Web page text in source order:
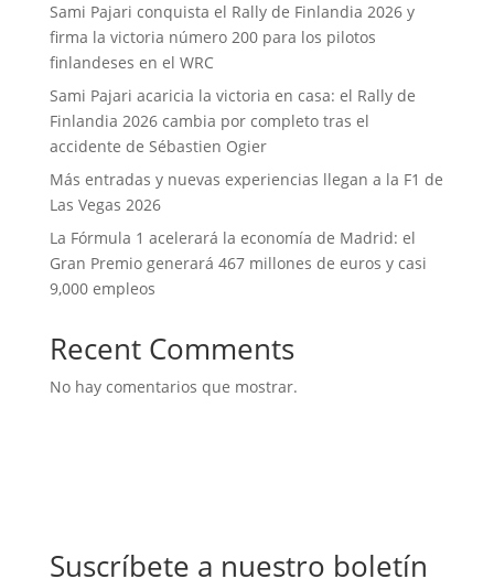
Sami Pajari conquista el Rally de Finlandia 2026 y
firma la victoria número 200 para los pilotos
finlandeses en el WRC
Sami Pajari acaricia la victoria en casa: el Rally de
Finlandia 2026 cambia por completo tras el
accidente de Sébastien Ogier
Más entradas y nuevas experiencias llegan a la F1 de
Las Vegas 2026
La Fórmula 1 acelerará la economía de Madrid: el
Gran Premio generará 467 millones de euros y casi
9,000 empleos
Recent Comments
No hay comentarios que mostrar.
Suscríbete a nuestro boletín